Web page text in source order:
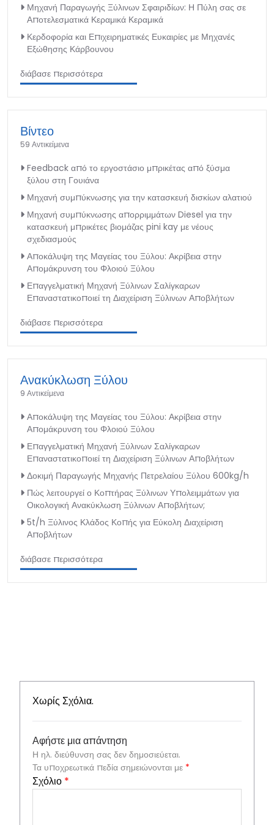
Μηχανή Παραγωγής Ξύλινων Σφαιριδίων: Η Πύλη σας σε
Αποτελεσματικά Κεραμικά Κεραμικά
Κερδοφορία και Επιχειρηματικές Ευκαιρίες με Μηχανές
Εξώθησης Κάρβουνου
διάβασε περισσότερα
Βίντεο
59 Αντικείμενα
Feedback από το εργοστάσιο μπρικέτας από ξύσμα
ξύλου στη Γουιάνα
Μηχανή συμπύκνωσης για την κατασκευή δισκίων αλατιού
Μηχανή συμπύκνωσης απορριμμάτων Diesel για την
κατασκευή μπρικέτες βιομάζας pini kay με νέους
σχεδιασμούς
Αποκάλυψη της Μαγείας του Ξύλου: Ακρίβεια στην
Απομάκρυνση του Φλοιού Ξύλου
Επαγγελματική Μηχανή Ξύλινων Σαλίγκαρων
Επαναστατικοποιεί τη Διαχείριση Ξύλινων Αποβλήτων
διάβασε περισσότερα
Ανακύκλωση Ξύλου
9 Αντικείμενα
Αποκάλυψη της Μαγείας του Ξύλου: Ακρίβεια στην
Απομάκρυνση του Φλοιού Ξύλου
Επαγγελματική Μηχανή Ξύλινων Σαλίγκαρων
Επαναστατικοποιεί τη Διαχείριση Ξύλινων Αποβλήτων
Δοκιμή Παραγωγής Μηχανής Πετρελαίου Ξύλου 600kg/h
Πώς λειτουργεί ο Κοπτήρας Ξύλινων Υπολειμμάτων για
Οικολογική Ανακύκλωση Ξύλινων Αποβλήτων;
5t/h Ξύλινος Κλάδος Κοπής για Εύκολη Διαχείριση
Αποβλήτων
διάβασε περισσότερα
Χωρίς Σχόλια.
Αφήστε μια απάντηση
Η ηλ. διεύθυνση σας δεν δημοσιεύεται.
Τα υποχρεωτικά πεδία σημειώνονται με *
Σχόλιο *